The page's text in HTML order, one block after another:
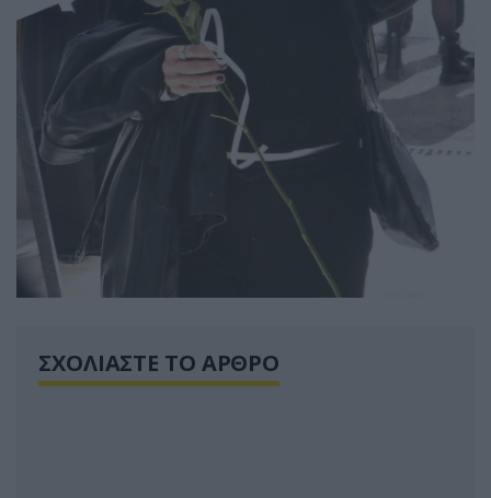
ΣΧΟΛΙΑΣΤΕ ΤΟ ΑΡΘΡΟ